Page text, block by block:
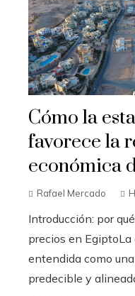
Cómo la
favorece la
económica
Rafael Mercado
Introducción: por
precios en
entendida como
predecible y